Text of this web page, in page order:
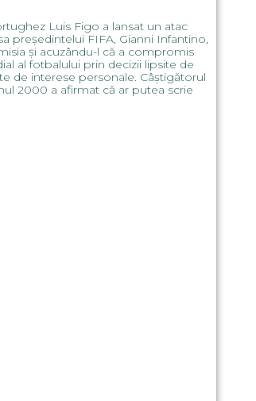
Luis Figo a lansat un atac
președintelui FIFA, Gianni Infantino,
și acuzându-l că a compromis
al fotbalului prin decizii lipsite de
de interese personale. Câștigătorul
2000 a afirmat că ar putea scrie